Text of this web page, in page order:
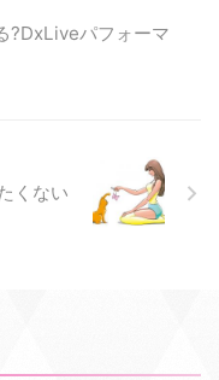
?DxLiveパフォーマ
くない